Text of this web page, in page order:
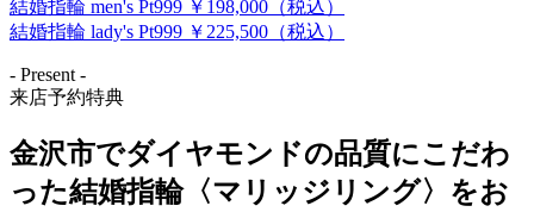
結婚指輪 men's Pt999 ￥198,000（税込）
結婚指輪 lady's Pt999 ￥225,500（税込）
- Present -
来店予約特典
金沢市でダイヤモンドの品質にこだわ
った結婚指輪〈マリッジリング〉をお